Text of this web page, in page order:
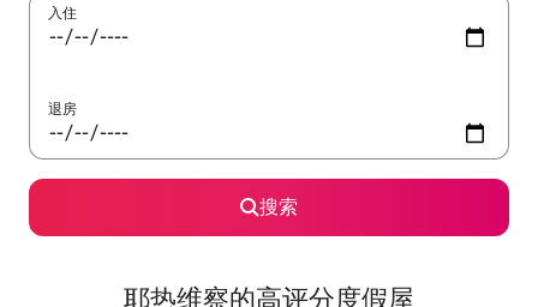
入住
退房
搜索
耶热维察的高评分度假屋